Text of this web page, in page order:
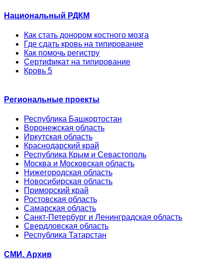
Национальный РДКМ
Как стать донором костного мозга
Где сдать кровь на типирование
Как помочь регистру
Сертификат на типирование
Кровь 5
Региональные проекты
Республика Башкортостан
Воронежская область
Иркутская область
Краснодарский край
Республика Крым и Севастополь
Москва и Московская область
Нижегородская область
Новосибирская область
Приморский край
Ростовская область
Самарская область
Санкт-Петербург и Ленинградская область
Свердловская область
Республика Татарстан
СМИ. Архив